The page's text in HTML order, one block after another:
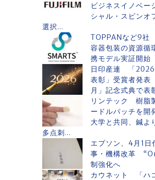
ビジネスイノベー
シャル・スピンオ
選択...
TOPPANなど9社
容器包装の資源循
携モデル実証開
日印産連 「2026
表彰」受賞者発
月」記念式典で表
リンテック 樹脂
ードルパッチを
大学と共同、鍼よ
多点刺...
エプソン、4月1日
事・機構改革
制強化へ
カウネット 「ハ